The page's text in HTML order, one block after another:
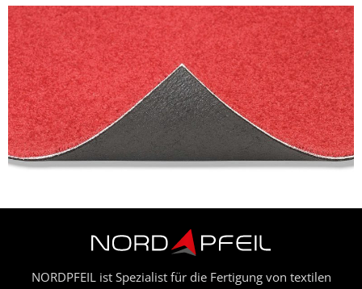
NORDPFEIL ist Spezialist für die Fertigung von textilen